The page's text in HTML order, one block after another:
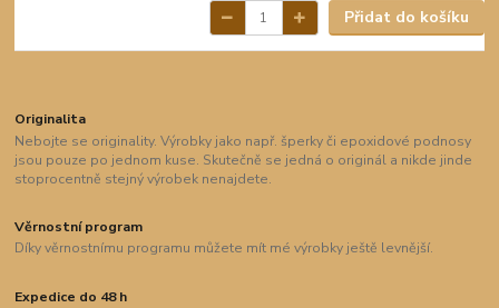
Přidat do košíku
Originalita
Nebojte se originality. Výrobky jako např. šperky či epoxidové podnosy
jsou pouze po jednom kuse. Skutečně se jedná o originál a nikde jinde
stoprocentně stejný výrobek nenajdete.
Věrnostní program
Díky věrnostnímu programu můžete mít mé výrobky ještě levnější.
Expedice do 48 h